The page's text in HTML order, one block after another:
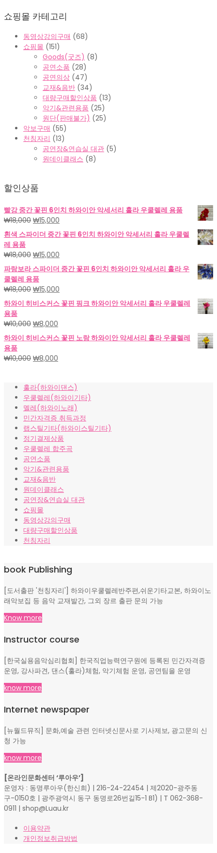
쇼핑몰 카테고리
동영상강의구매 (68)
쇼핑몰 (151)
Goods(굿즈) (8)
공연소품 (28)
공연의상 (47)
교재&음반 (34)
대량구매할인상품 (13)
악기&관련용품 (25)
원단(판매불가) (25)
악보구매 (55)
천칭자리 (13)
공연장&연습실 대관 (5)
원데이클래스 (8)
할인상품
빨강 중간 꽃핀 6인치 하와이안 악세서리 훌라 우쿨렐레 용품
₩18,000 원
래
가
격:
₩18,000.
₩15,000
재
가
₩15,000.
흰색 스파이더 중간 꽃핀 6인치 하와이안 악세서리 훌라 우쿨렐
레 용품
₩18,000 원
래
가
격:
₩18,000.
₩15,000
재
가
₩15,000.
파랑보라 스파이더 중간 꽃핀 6인치 하와이안 악세서리 훌라 우
쿨렐레 용품
₩18,000 원
래
가
격:
₩18,000.
₩15,000
재
가
하와이 히비스커스 꽃핀 핑크 하와이안 악세서리 훌라 우쿨렐레
용품
₩10,000 원
래
가
격:
₩10,000.
₩8,000
재
가
₩8,000.
하와이 히비스커스 꽃핀 노랑 하와이안 악세서리 훌라 우쿨렐레
용품
₩10,000 원
격:
₩10,000.
₩8,000
격:
₩8,000.
훌라(하와이댄스)
우쿨렐레(하와이기타)
멜레(하와이노래)
민간자격증 취득과정
랩스틸기타(하와이스틸기타)
정기결제상품
우쿨렐레 합주곡
공연소품
악기&관련용품
교재&음반
원데이클래스
공연장&연습실 대관
쇼핑몰
동영상강의구매
대량구매할인상품
천칭자리
book Publishing
[도서출판 '천칭자리'] 하와이우쿨렐레반주편,쉬운기타교본, 하와이노
래악보집 등 음악 교재발간, 그외 장르 출판 문의 가능
Know more
Instructor course
[한국실용음악심리협회] 한국직업능력연구원에 등록된 민간자격증
운영, 강사파견, 댄스(훌라)체험, 악기체험 운영, 공연팀을 운영
know more
Internet newspaper
[뉴월드뮤직] 문화,예술 관련 인터넷신문사로 기사제보, 광고문의 신
청 가능
know more
[온라인문화센터 ‘루아우’]
운영자 : 동명루아우(한신희) | 216-24-22454 | 제2020-광주동
구-0150호 | 광주광역시 동구 동명로26번길15-1 B1) | T 062-368-
0911 | shop@Luau.kr
이용약관
개인정보취급방법